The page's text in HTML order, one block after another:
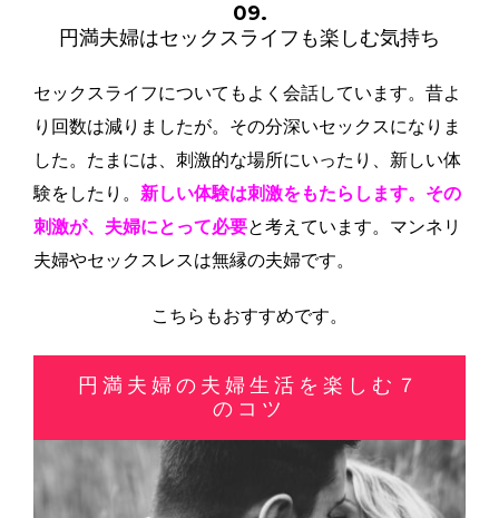
09.
円満夫婦はセックスライフも楽しむ気持ち
セックスライフについてもよく会話しています。昔よ
り回数は減りましたが。その分深いセックスになりま
した。たまには、刺激的な場所にいったり、新しい体
験をしたり。 新しい体験は刺激をもたらします。その
刺激が、夫婦にとって必要と考えています。マンネリ
夫婦やセックスレスは無縁の夫婦です。
こちらもおすすめです。
円満夫婦の夫婦生活を楽しむ７
のコツ